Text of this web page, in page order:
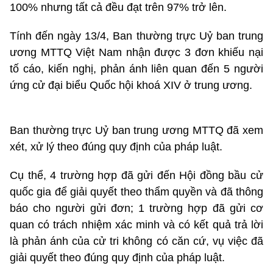
100% nhưng tất cả đều đạt trên 97% trở lên.
Tính đến ngày 13/4, Ban thường trực Uỷ ban trung
ương MTTQ Việt Nam nhận được 3 đơn khiếu nại
tố cáo, kiến nghị, phản ánh liên quan đến 5 người
ứng cử đại biểu Quốc hội khoá XIV ở trung ương.
Ban thường trực Uỷ ban trung ương MTTQ đã xem
xét, xử lý theo đúng quy định của pháp luật.
Cụ thể, 4 trường hợp đã gửi đến Hội đồng bầu cử
quốc gia để giải quyết theo thẩm quyền và đã thông
báo cho người gửi đơn; 1 trường hợp đã gửi cơ
quan có trách nhiệm xác minh và có kết quả trả lời
là phản ánh của cử tri không có căn cứ, vụ việc đã
giải quyết theo đúng quy định của pháp luật.